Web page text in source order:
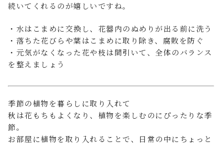
続いてくれるのが嬉しいですね。
・水はこまめに交換し、花器内のぬめりが出る前に洗う
・落ちた花びらや葉はこまめに取り除き、腐敗を防ぐ
・元気がなくなった花や枝は間引いて、全体のバランス
を整えましょう
季節の植物を暮らしに取り入れて
秋は花もちもよくなり、植物を楽しむのにぴったりな季
節。
お部屋に植物を取り入れることで、日常の中にちょっと